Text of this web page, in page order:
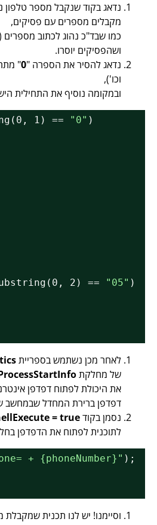
נדאג בקוד שנקבל מספר טלפון
מקבלים מספרים עם פסיקים,
כמו שבד"כ נהוג לכתוב מספרים (00000000
ושהפסיקים יוסרו.
נדאג להסיר את הספרה "0
"
וכו'),
ובמקומה נוסיף את התחילית
1) == "0"
2) == "05"
לאחר מכן נשתמש בספריית
של מחלקתProcessStartInfo
את היכולת לפתוח דפדפן
דפדפן ברירת המחדל שבמחשב
נסמן בקוד= true
לתוכנית לפתוח את הדפדפן
+ {phoneNumber}"
וסיימנו! יש לנו תכנית שמקבלת